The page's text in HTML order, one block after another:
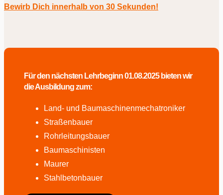
Bewirb Dich innerhalb von 30 Sekunden!
Für den nächsten Lehrbeginn 01.08.2025 bieten wir
die Ausbildung zum:
Land- und Baumaschinenmechatroniker
Straßenbauer
Rohrleitungsbauer
Baumaschinisten
Maurer
Stahlbetonbauer